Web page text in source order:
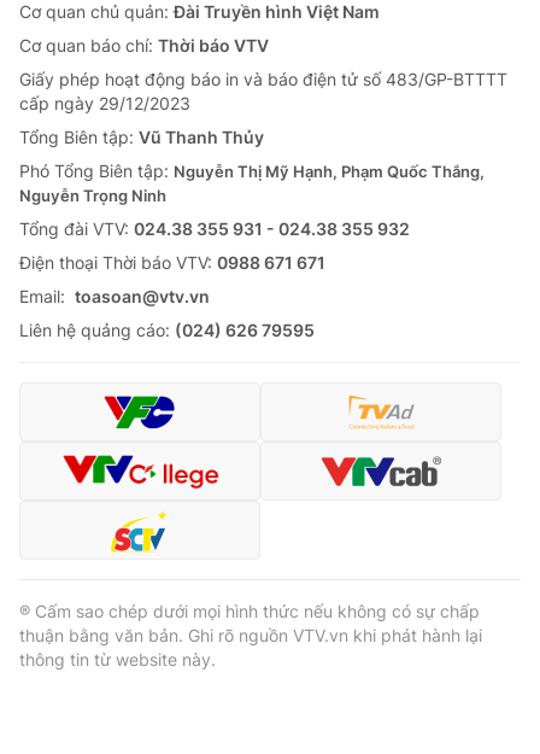
Cơ quan chủ quản:Đài Truyền hình Việt Nam
Cơ quan báo chí: Thời báo VTV
Giấy phép hoạt động báo in và báo điện tử số 483/GP-BTTTT
cấp ngày 29/12/2023
Tổng Biên tập: Vũ Thanh Thủy
Phó Tổng Biên tập: Nguyễn Thị Mỹ Hạnh, Phạm Quốc Thắng,
Nguyễn Trọng Ninh
Tổng đài VTV: 024.38 355 931 - 024.38 355 932
Ðiện thoại Thời báo VTV: 0988 671 671
Email: toasoan@vtv.vn
Liên hệ quảng cáo: (024) 626 79595
® Cấm sao chép dưới mọi hình thức nếu không có sự chấp
thuận bằng văn bản. Ghi rõ nguồn VTV.vn khi phát hành lại
thông tin từ website này.